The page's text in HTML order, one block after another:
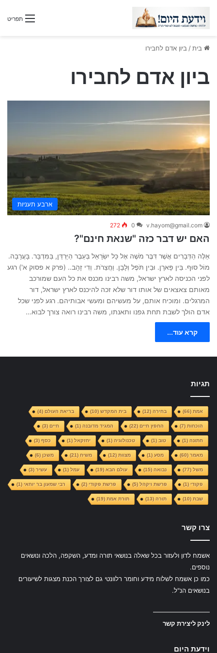
תפריט
בית/ ביון אדם לחבירו
ביון אדם לחבירו
ארבע תעניות
v.hayom@gmail.com
0
272
האם יש דבר כזה "שנאת חינם"?
אֵלֶּה הַדְּבָרִים אֲשֶׁר דִּבֶּר מֹשֶׁה אֶל כָּל יִשְׂרָאֵל בְּעֵבֶר הַיַּרְדֵּן, בַּמִּדְבָּר. בָּעֲרָבָה.
מוֹל סוּף. בֵּין פָּארָן. וּבֵין תֹּפֶל וְלָבָן. וַחֲצֵרֹת. וְדִי זָהָב.. (פרק א פסוק א') רגע
לפני הכניסה לארץ ישראל, משה רבינו מכנס את כל העם שמורכב
מאותם צאצאים של אותו דור שלא זכה להיכנס לארץ ישראל, דור
המרגלים. ומוכיח אותם, על מעשיהם ומעשי אבותיהם. רגע לפני שכל
אדם הולך לשבת תחת גפנו ותאנתו, משה רבינו רואה צורך לבוא…
קרא עוד...
תגיות
אמת(66) בחירה(12) בית המקדש(10) בריאת העולם(4)
הוכחות(7) החפץ חיים(22) המגיד מדובנה(1) חיים(3)
חתונה(1) טוב(1) טכנולוגיה(1) יחזקאל(1) כסף(3)
מאמר(60) מסע(1) מצוות(12) משיח(21) משכן(6)
משל(77) נבואה(15) עולם הבא(19) עמל(1) עשיר(3)
פקודי (1) פרשת ויקהל(5) פרשת פקודי (2) רבי שמעון בר יוחאי (1)
שבת(10) תורה(13) תורת אמת(19)
צרו קשר
אשמח לדון ולעזור בכל שאלה בנושאי תורה ומדע, השקפה, הלכה ונושאים
נוספים.
כמו כן אשמח לשלוח מידע וחומר רלוונטי גם לצורך הכנת מצגות לשיעורים
בנושאים הנ"ל.
—————————
לינק ליצירת קשר
וידעת היום